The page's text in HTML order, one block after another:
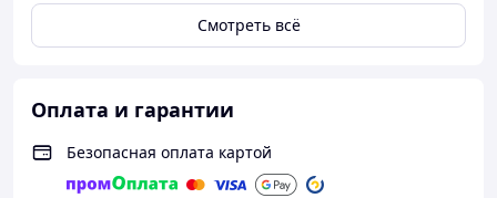
Смотреть всё
Оплата и гарантии
Безопасная оплата картой